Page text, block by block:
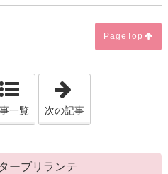
PageTop
多頭飼育のペットシッター実例】
一覧 次の記事
ーブリランテ